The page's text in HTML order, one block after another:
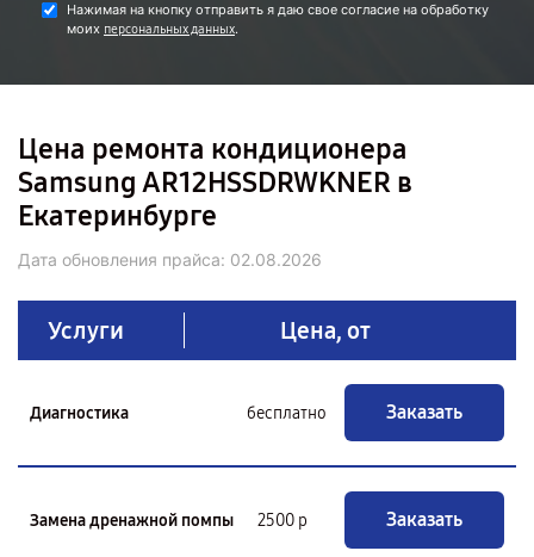
Нажимая на кнопку отправить я даю свое согласие на обработку
моих персональных данных.
Цена ремонта кондиционера
Samsung AR12HSSDRWKNER в
Екатеринбурге
Дата обновления прайса: 02.08.2026
Услуги Цена, от
Диагностика бесплатно Заказать
Замена дренажной помпы 2500 р Заказать